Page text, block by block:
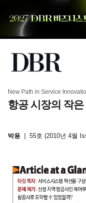
New Path in Service
항공 시장의 작
박용 55호 (2010년 4월